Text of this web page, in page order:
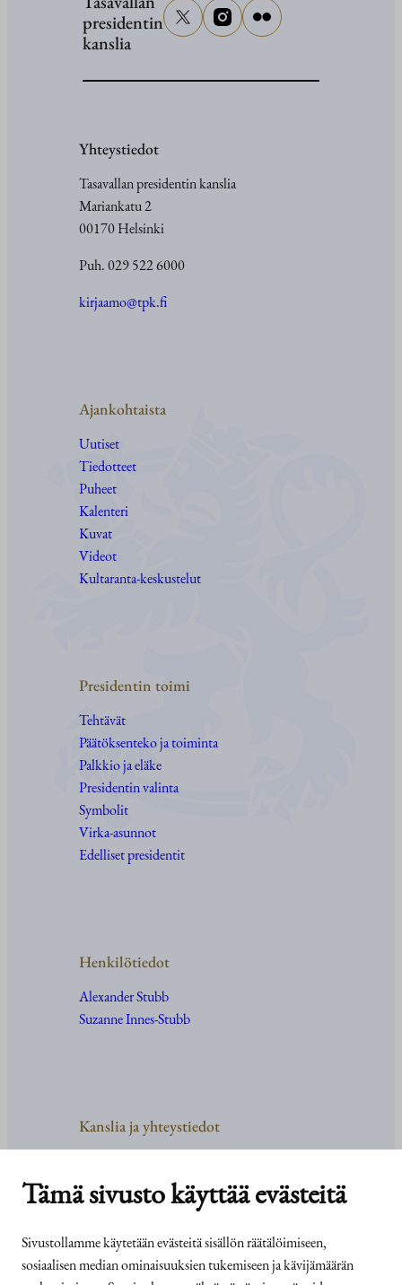
Tämä sivusto käyttää evästeitä
Sivustollamme käytetään evästeitä sisällön räätälöimiseen,
sosiaalisen median ominaisuuksien tukemiseen ja kävijämäärän
presidentin
kanslia
Yhteystiedot
Tasavallan presidentin kanslia
Mariankatu 2
00170 Helsinki
Puh. 029 522 6000
kirjaamo@tpk.fi
Ajankohtaista
Uutiset
Tiedotteet
Puheet
Kalenteri
Kuvat
Videot
Kultaranta-keskustelut
Presidentin toimi
Tehtävät
Päätöksenteko ja toiminta
Palkkio ja eläke
Presidentin valinta
Symbolit
Virka-asunnot
Edelliset presidentit
Henkilötiedot
Alexander Stubb
Suzanne Innes-Stubb
Kanslia ja yhteystiedot
Tehtävät ja organisaatio
Medialle